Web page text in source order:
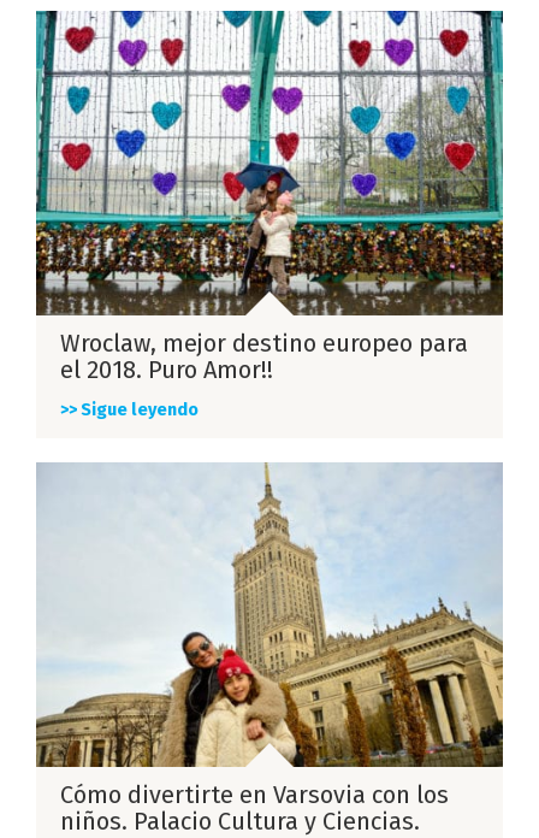
Wroclaw, mejor destino europeo para
el 2018. Puro Amor!!
>> Sigue leyendo
Cómo divertirte en Varsovia con los
niños. Palacio Cultura y Ciencias.